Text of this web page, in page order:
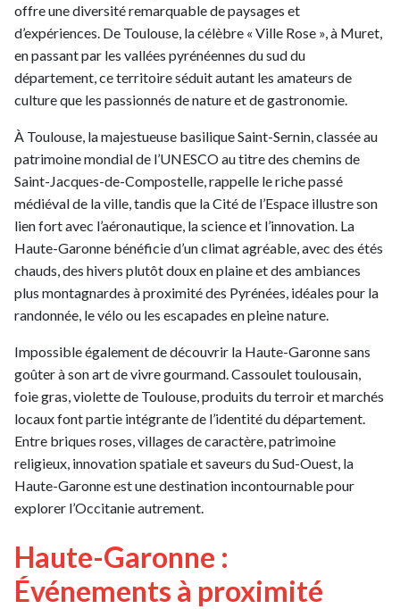
offre une diversité remarquable de paysages et
d’expériences. De Toulouse, la célèbre « Ville Rose », à Muret,
en passant par les vallées pyrénéennes du sud du
département, ce territoire séduit autant les amateurs de
culture que les passionnés de nature et de gastronomie.
À Toulouse, la majestueuse basilique Saint-Sernin, classée au
patrimoine mondial de l’UNESCO au titre des chemins de
Saint-Jacques-de-Compostelle, rappelle le riche passé
médiéval de la ville, tandis que la Cité de l’Espace illustre son
lien fort avec l’aéronautique, la science et l’innovation. La
Haute-Garonne bénéficie d’un climat agréable, avec des étés
chauds, des hivers plutôt doux en plaine et des ambiances
plus montagnardes à proximité des Pyrénées, idéales pour la
randonnée, le vélo ou les escapades en pleine nature.
Impossible également de découvrir la Haute-Garonne sans
goûter à son art de vivre gourmand. Cassoulet toulousain,
foie gras, violette de Toulouse, produits du terroir et marchés
locaux font partie intégrante de l’identité du département.
Entre briques roses, villages de caractère, patrimoine
religieux, innovation spatiale et saveurs du Sud-Ouest, la
Haute-Garonne est une destination incontournable pour
explorer l’Occitanie autrement.
Haute-Garonne :
Événements à proximité